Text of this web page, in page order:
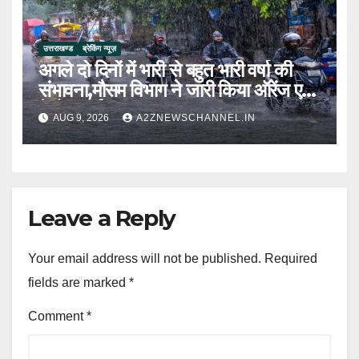
उत्तराखण्ड ब्रेकिंग न्यूज़
अगले दो दिनों में भारी से बहुत भारी वर्षा की
संभावना,मौसम विभाग ने जारी किया ऑरेंज एवं
येलो अलर्ट
AUG 9, 2026 A2ZNEWSCHANNEL.IN
Leave a Reply
Your email address will not be published. Required
fields are marked *
Comment*